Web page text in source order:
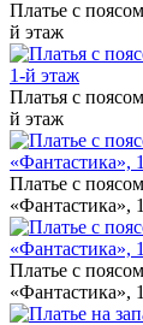
Платье с
й этаж
Платья с
й этаж
Платье с
«‎Фантастика»,
Платье с
«‎Фантастика»,